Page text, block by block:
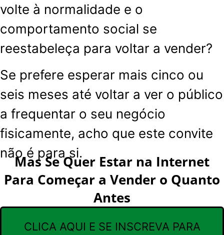
volte à normalidade e o
comportamento social se
reestabeleça para voltar a vender?
Se prefere esperar mais cinco ou
seis meses até voltar a ver o público
a frequentar o seu negócio
fisicamente, acho que este convite
não é para si.
Mas Se Quer Estar na Internet
Para Começar a Vender o Quanto
Antes
CLICA AQUI E SE INSCREVA PARA